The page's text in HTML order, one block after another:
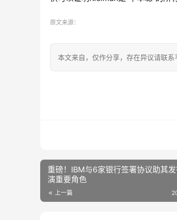
原文来源：
本文来自 ，仅作分享，存在异议请联
重磅！IBM与6家银行签署协议助其
演重要角色
上一篇